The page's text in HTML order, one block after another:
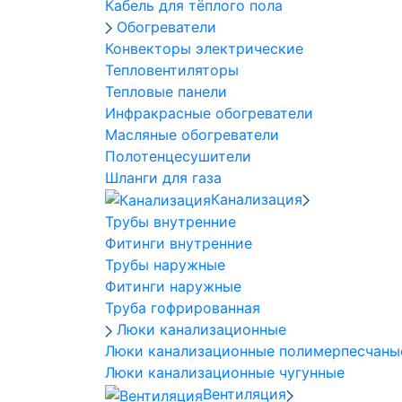
Кабель для тёплого пола
Обогреватели
Конвекторы электрические
Тепловентиляторы
Тепловые панели
Инфракрасные обогреватели
Масляные обогреватели
Полотенцесушители
Шланги для газа
Канализация
Трубы внутренние
Фитинги внутренние
Трубы наружные
Фитинги наружные
Труба гофрированная
Люки канализационные
Люки канализационные
Люки канализационные чугунные
Вентиляция